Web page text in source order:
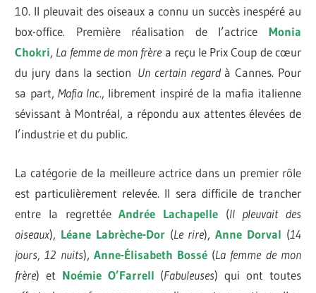
10. Il pleuvait des oiseaux a connu un succès inespéré au
box-office. Première réalisation de l’actrice Monia
Chokri, La femme de mon frèrea reçu le Prix Coup de cœur
du jury dans la section Un certain regardà Cannes. Pour
sa part, Mafia Inc., librement inspiré de la mafia italienne
sévissant à Montréal, a répondu aux attentes élevées de
l’industrie et du public.
La catégorie de la meilleure actrice dans un premier rôle
est particulièrement relevée. Il sera difficile de trancher
entre la regrettéeAndrée Lachapelle (Il pleuvait des
oiseaux), Léane Labrèche-Dor(Le rire),Anne Dorval (14
jours, 12 nuits), Anne-Élisabeth Bossé (La femme de mon
frère) et Noémie O’Farrell (Fabuleuses) qui ont toutes